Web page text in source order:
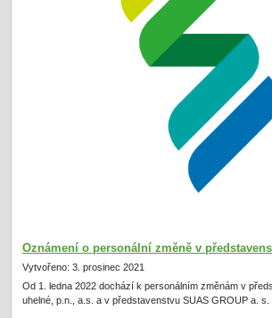
Oznámení o personální změně v
Vytvořeno: 3. prosinec 2021
Od 1. ledna 2022 dochází k personálním změnám v
uhelné, p.n., a.s. a v představenstvu SUAS GROUP a. s.